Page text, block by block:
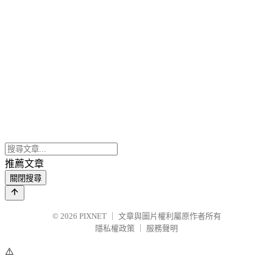
推薦文章
關閉搜尋
© 2026 PIXNET
文章與圖片權利屬原作者所有
隱私權政策
服務聲明
⚠️